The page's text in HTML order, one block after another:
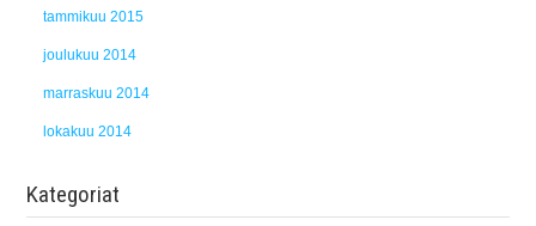
tammikuu 2015
joulukuu 2014
marraskuu 2014
lokakuu 2014
Kategoriat